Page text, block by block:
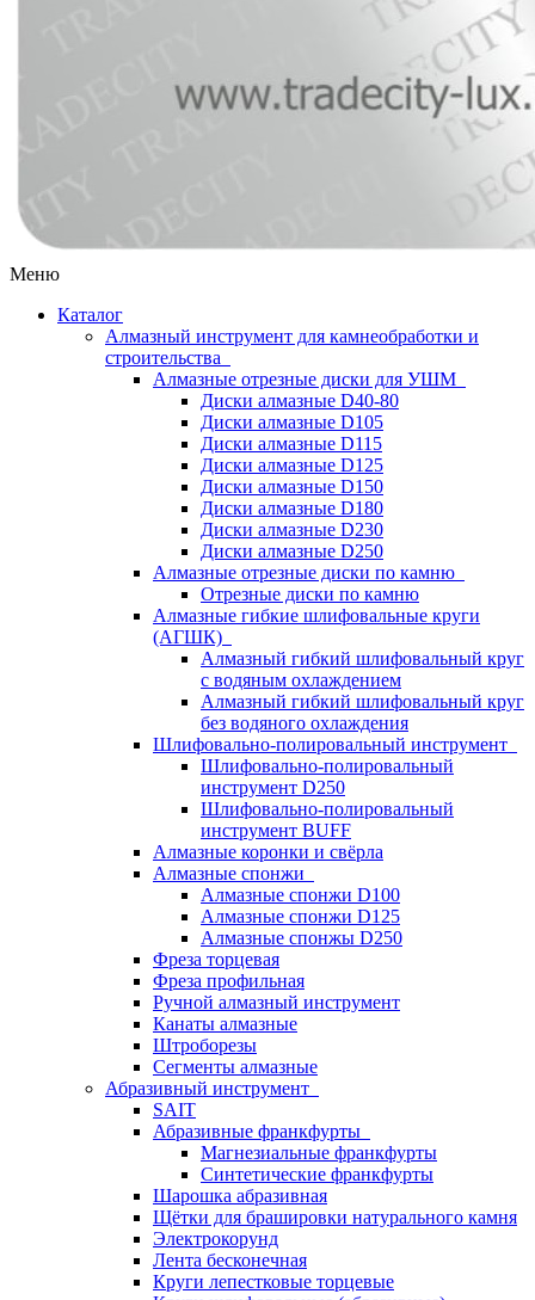
Меню
Каталог
Алмазный инструмент для камнеобработки и
строительства
Алмазные отрезные диски для УШМ
Диски алмазные D40-80
Диски алмазные D105
Диски алмазные D115
Диски алмазные D125
Диски алмазные D150
Диски алмазные D180
Диски алмазные D230
Диски алмазные D250
Алмазные отрезные диски по камню
Отрезные диски по камню
Алмазные гибкие шлифовальные круги
(АГШК)
Алмазный гибкий шлифовальный круг
с водяным охлаждением
Алмазный гибкий шлифовальный круг
без водяного охлаждения
Шлифовально-полировальный инструмент
Шлифовально-полировальный
инструмент D250
Шлифовально-полировальный
инструмент BUFF
Алмазные коронки и свёрла
Алмазные спонжи
Алмазные спонжи D100
Алмазные спонжи D125
Алмазные спонжы D250
Фреза торцевая
Фреза профильная
Ручной алмазный инструмент
Канаты алмазные
Штроборезы
Сегменты алмазные
Абразивный инструмент
SAIT
Абразивные франкфурты
Магнезиальные франкфурты
Синтетические франкфурты
Шарошка абразивная
Щётки для брашировки натурального камня
Электрокорунд
Лента бесконечная
Круги лепестковые торцевые